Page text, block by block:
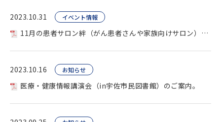
2023.10.31 イベント情報
11月の患者サロン絆（がん患者さんや家族向けサロン）を開催します。
2023.10.16 お知らせ
医療・健康情報講演会（in宇佐市民図書館）のご案内。